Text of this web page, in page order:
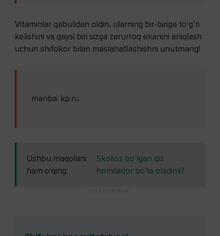
Vitaminlar qabulidan oldin, ularning bir-biriga to’g’ri
kelishini va qaysi biri sizga zarurroq ekanini aniqlash
uchun shifokor bilan maslahatlashishni unutmang!
manba: kp.ru
Ushbu maqolani
ham o'qing:
Skolioz bo‘lgan qiz
homilador bo‘la oladimi?